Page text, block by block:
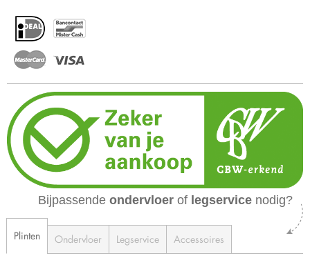
Bijpassende ondervloer of legservice nodig?
Plinten Ondervloer Legservice Accessoires